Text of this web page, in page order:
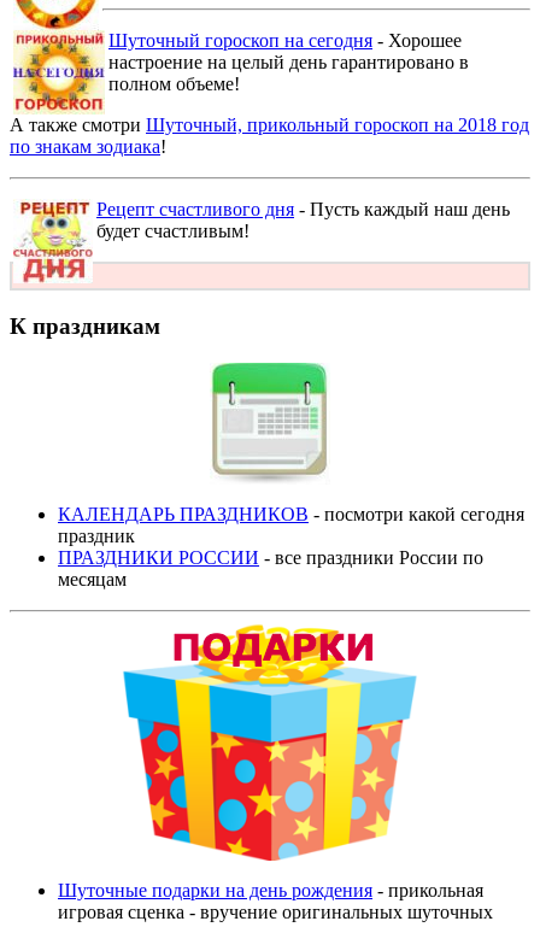
Шуточный гороскоп на сегодня - Хорошее
настроение на целый день гарантировано в
полном объеме!
А также смотри Шуточный, прикольный гороскоп на 2018 год
по знакам зодиака!
Рецепт счастливого дня - Пусть каждый наш день
будет счастливым!
К праздникам
КАЛЕНДАРЬ ПРАЗДНИКОВ - посмотри какой сегодня
праздник
ПРАЗДНИКИ РОССИИ - все праздники России по
месяцам
Шуточные подарки на день рождения - прикольная
игровая сценка - вручение оригинальных шуточных